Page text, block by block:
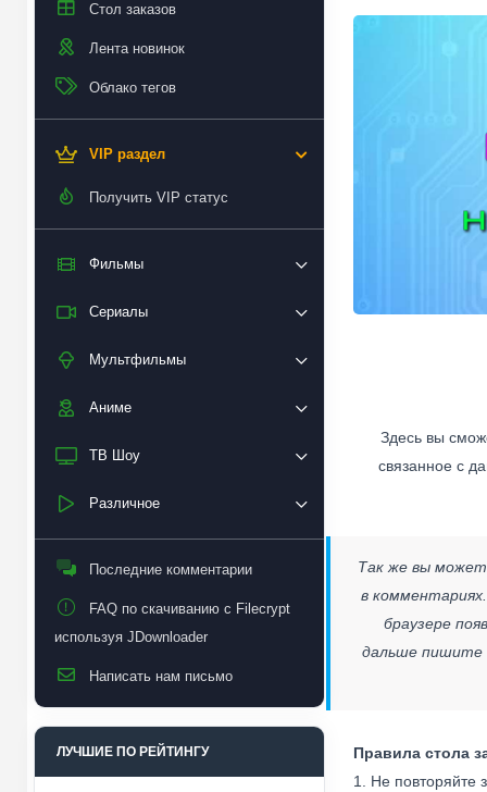
Стол заказов
Лента новинок
Облако тегов
VIP раздел
Получить VIP статус
Фильмы
Сериалы
Мультфильмы
Аниме
ТВ Шоу
Различное
Последние комментарии
FAQ по скачиванию с Filecrypt
используя JDownloader
Написать нам письмо
ЛУЧШИЕ ПО РЕЙТИНГУ
Здесь вы
связанное с
Так же вы
в
браузере
дальше пишите
Правила стола
1. Не повторяйте